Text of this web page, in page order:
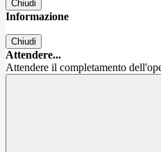
Chiudi
Informazione
Chiudi
Attendere...
Attendere il completamento